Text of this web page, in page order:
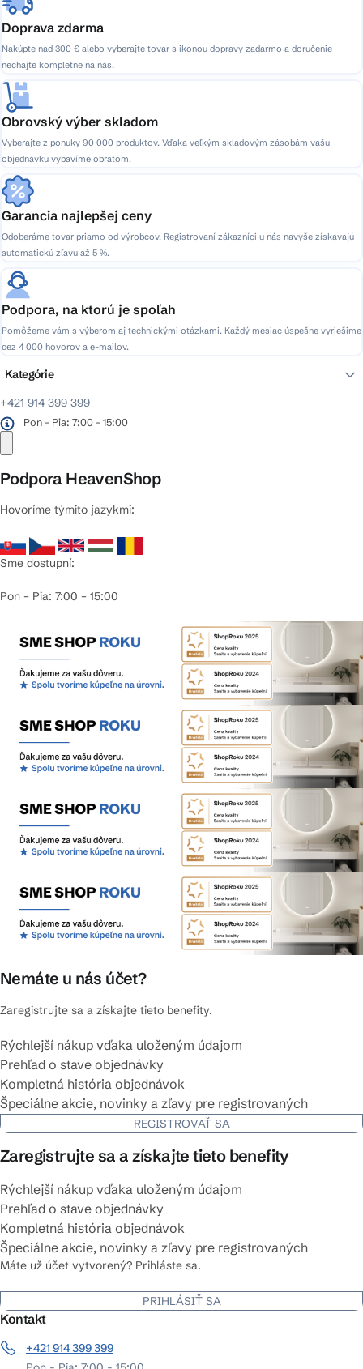
Doprava zdarma
Nakúpte nad 300 € alebo vyberajte tovar s ikonou dopravy zadarmo a doručenie
nechajte kompletne na nás.
Obrovský výber skladom
Vyberajte z ponuky 90 000 produktov. Vďaka veľkým skladovým zásobám vašu
objednávku vybavíme obratom.
Garancia najlepšej ceny
Odoberáme tovar priamo od výrobcov. Registrovaní zákazníci u nás navyše získavajú
automatickú zľavu až 5 %.
Podpora, na ktorú je spoľah
Pomôžeme vám s výberom aj technickými otázkami. Každý mesiac úspešne vyriešime
cez 4 000 hovorov a e-mailov.
+421 914 399 399
Pon - Pia: 7:00 - 15:00
Podpora HeavenShop
Hovoríme týmito jazykmi:
Sme dostupní:
Pon – Pia: 7:00 – 15:00
Nemáte u nás účet?
Zaregistrujte sa a získajte tieto benefity.
Rýchlejší nákup vďaka uloženým údajom
Prehľad o stave objednávky
Kompletná história objednávok
Špeciálne akcie, novinky a zľavy pre registrovaných
REGISTROVAŤ SA
Zaregistrujte sa a získajte tieto benefity
Rýchlejší nákup vďaka uloženým údajom
Prehľad o stave objednávky
Kompletná história objednávok
Špeciálne akcie, novinky a zľavy pre registrovaných
Máte už účet vytvorený? Prihláste sa.
PRIHLÁSIŤ SA
Kontakt
+421 914 399 399
Kategórie